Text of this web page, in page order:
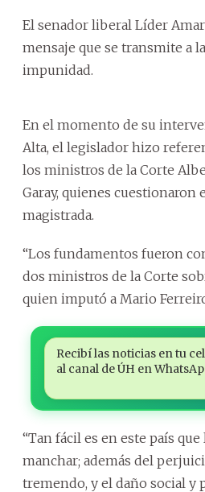
El senador liberal Líder
mensaje que se transmite a
impunidad.
En el momento de su
Alta, el legislador hizo
los ministros de la Corte
Garay, quienes cuestionaron
magistrada.
“Los fundamentos fueron
dos ministros de la Corte
quien imputó a Mario
Recibí las noticias en tu
al canal de ÚH en
“Tan fácil es en este país
manchar; además del
tremendo, y el daño social y